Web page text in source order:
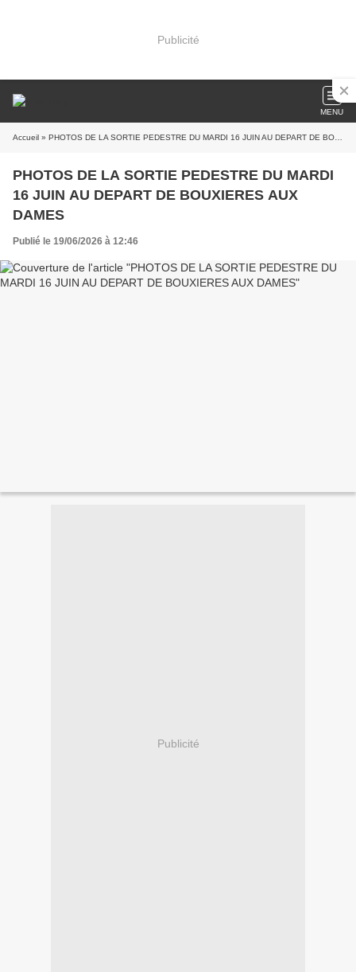
Publicité
MENU
Accueil » PHOTOS DE LA SORTIE PEDESTRE DU MARDI 16 JUIN AU DEPART DE BOUXIERES AUX DAMES
PHOTOS DE LA SORTIE PEDESTRE DU MARDI
16 JUIN AU DEPART DE BOUXIERES AUX
DAMES
Publié le 19/06/2026 à 12:46
Publicité